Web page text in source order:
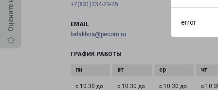
error
+7(831)234-23-75
EMAIL
balakhna@pecom.ru
ГРАФИК РАБОТЫ
с 10:30 до
с 10:30 до
с 10:30 до
с